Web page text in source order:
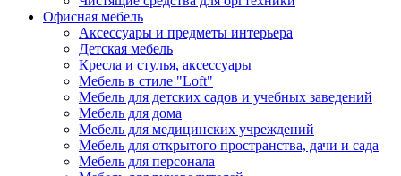
Офисная мебель
Аксессуары и предметы интерьера
Детская мебель
Кресла и стулья, аксессуары
Мебель в стиле "Loft"
Мебель для детских садов и учебных заведений
Мебель для дома
Мебель для медицинских учреждений
Мебель для открытого пространства, дачи и сада
Мебель для персонала